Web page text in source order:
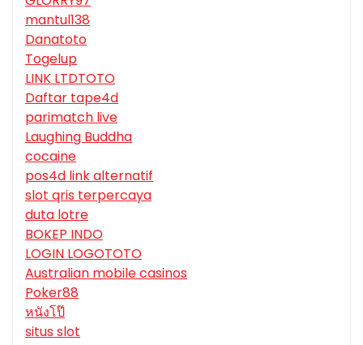
mantul138
Danatoto
Togelup
LINK LTDTOTO
Daftar tape4d
parimatch live
Laughing Buddha
cocaine
pos4d link alternatif
slot qris terpercaya
duta lotre
BOKEP INDO
LOGIN LOGOTOTO
Australian mobile casinos
Poker88
หนังโป๊
situs slot